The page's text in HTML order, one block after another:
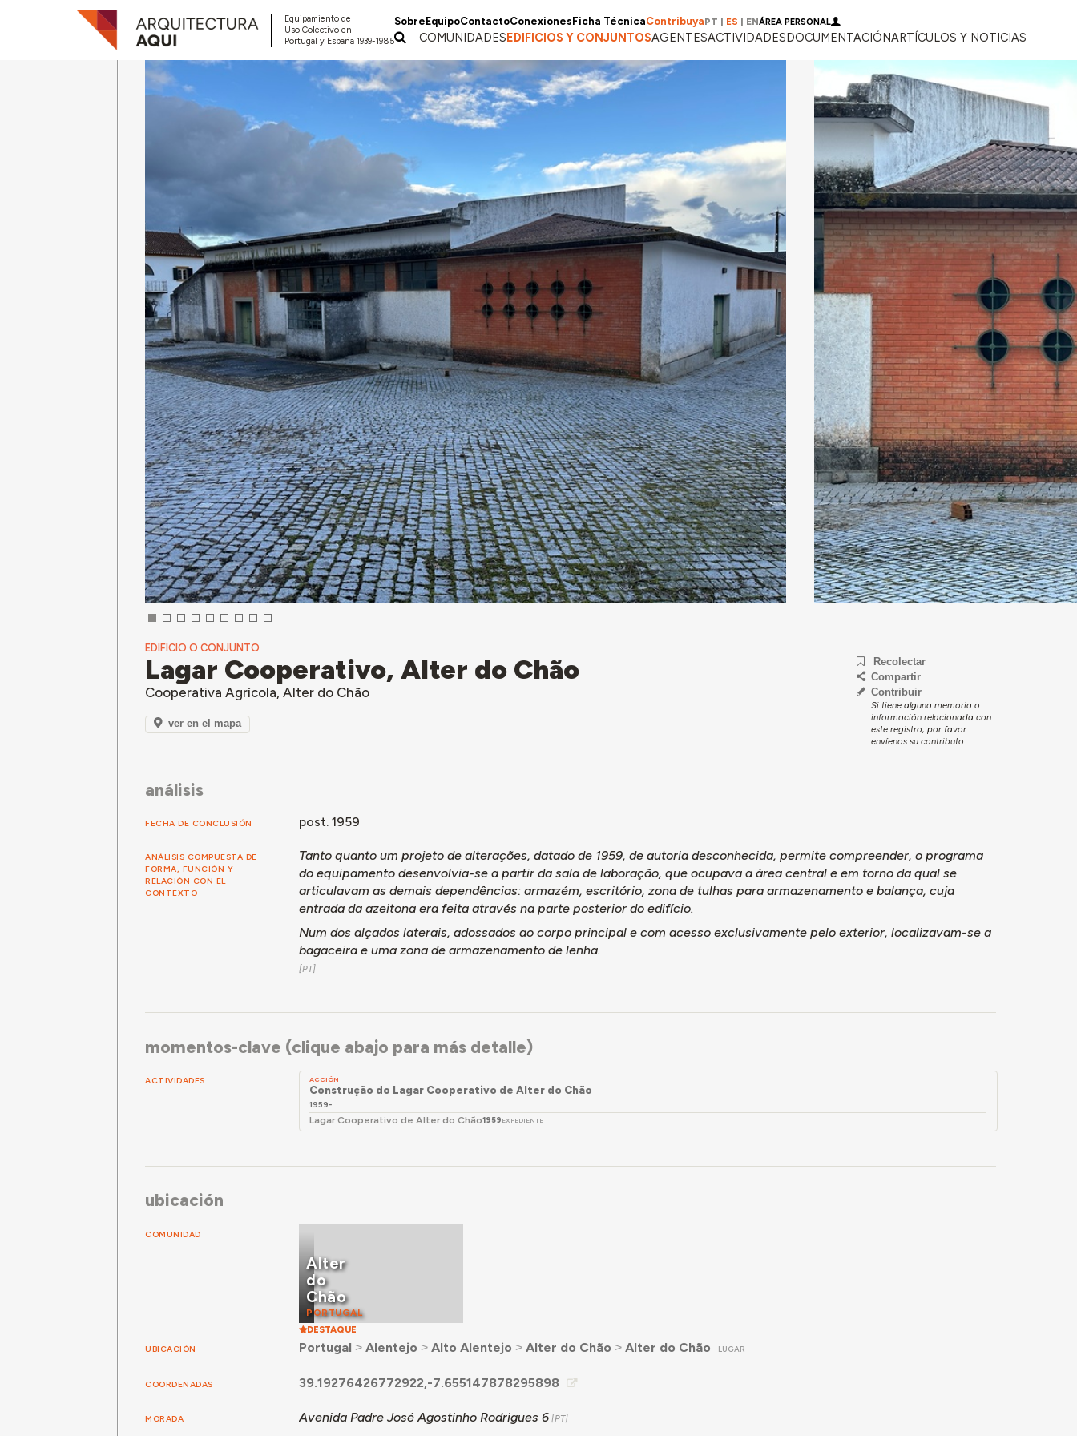
Equipamiento de
Uso Colectivo en
Portugal y España 1939-1985
Sobre EquipoContactoConexiones Ficha TécnicaContribuyaPT ES ENÁREA PERSONAL
COMUNIDADESEDIFICIOS Y CONJUNTOSAGENTESACTIVIDADESDOCUMENTACIÓNARTÍCULOS Y NOTICIAS
EDIFICIO O CONJUNTO
Lagar Cooperativo, Alter do Chão
Cooperativa Agrícola, Alter do Chão
ver en el mapa
Recolectar
Compartir
Contribuir
Si tiene alguna memoria o
información relacionada con
este registro, por favor
envíenos su contributo.
análisis
FECHA DE CONCLUSIÓN post. 1959
ANÁLISIS COMPUESTA DE
FORMA, FUNCIÓN Y
RELACIÓN CON EL
CONTEXTO
Tanto quanto um projeto de alterações, datado de 1959, de autoria desconhecida, permite compreender, o programa
do equipamento desenvolvia-se a partir da sala de laboração, que ocupava a área central e em torno da qual se
articulavam as demais dependências: armazém, escritório, zona de tulhas para armazenamento e balança, cuja
entrada da azeitona era feita através na parte posterior do edifício.
Num dos alçados laterais, adossados ao corpo principal e com acesso exclusivamente pelo exterior, localizavam-se a
bagaceira e uma zona de armazenamento de lenha.
momentos-clave (clique abajo para más detalle)
ACTIVIDADES ACCIÓN
Construção do Lagar Cooperativo de Alter do Chão
1959-
Lagar Cooperativo de Alter do Chão1959 EXPEDIENTE
ubicación
COMUNIDAD
Alter
do
Chão
PORTUGAL
DESTAQUE
UBICACIÓN Portugal ˃ Alentejo ˃ Alto Alentejo ˃ Alter do Chão ˃ Alter do Chão LUGAR
COORDENADAS 39.19276426772922,-7.655147878295898
MORADA Avenida Padre José Agostinho Rodrigues 6